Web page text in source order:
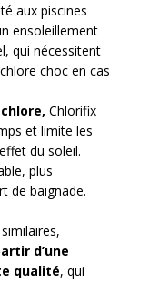
aux piscines
ensoleillement
qui nécessitent
choc en cas
Chlorifix
et limite les
du soleil.
plus
de baignade.
d’une
qualité, qui